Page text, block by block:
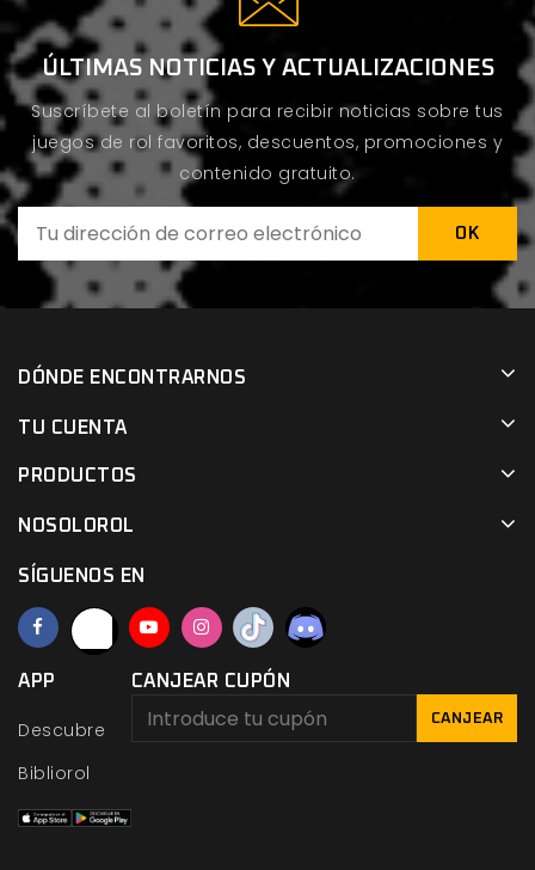
ÚLTIMAS NOTICIAS Y ACTUALIZACIONES
Suscríbete al boletín para recibir noticias sobre tus
juegos de rol favoritos, descuentos, promociones y
contenido gratuito.
DÓNDE ENCONTRARNOS
TU CUENTA
PRODUCTOS
NOSOLOROL
SÍGUENOS EN
APP
Descubre
Bibliorol
CANJEAR CUPÓN
CANJEAR